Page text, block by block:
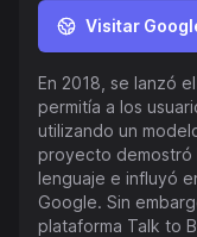
Visitar
En 2018, se lanzó
permitía a los
utilizando un
proyecto
lenguaje e influyó
Google. Sin
plataforma Talk to